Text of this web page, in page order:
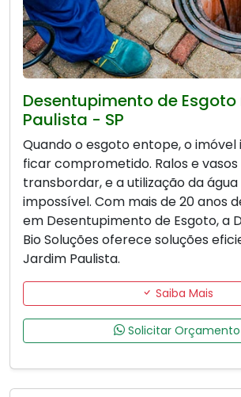
Desentupimento de
Paulista - SP
Quando o esgoto entope, o
ficar comprometido. Ralos e
transbordar, e a utilização da
impossível. Com mais de 20 anos
em Desentupimento de Esgoto, a
Bio Soluções oferece soluções
Jardim Paulista.
Saiba Mais
Solicitar Orçamento